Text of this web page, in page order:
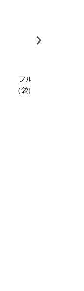
フルーツ麦茶（れ
(袋)